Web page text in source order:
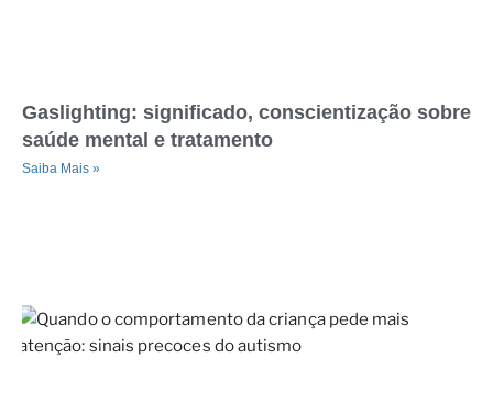
Gaslighting: significado, conscientização sobre
saúde mental e tratamento
Saiba Mais »